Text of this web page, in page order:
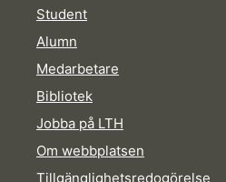
Student
Alumn
Medarbetare
Bibliotek
Jobba på LTH
Om webbplatsen
Tillgänglighetsredogörelse